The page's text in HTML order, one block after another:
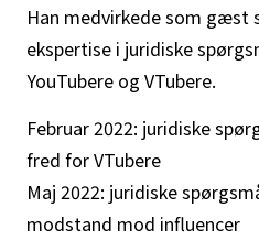
Han medvirkede som gæst
ekspertise i juridiske
YouTubere og VTubere.
Februar 2022: juridiske
fred for VTubere
Maj 2022: juridiske
modstand mod influencer